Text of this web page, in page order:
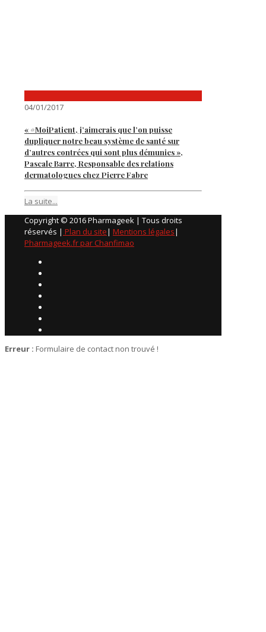
04/01/2017
« #MoiPatient, j’aimerais que l’on puisse
dupliquer notre beau système de santé sur
d’autres contrées qui sont plus démunies »,
Pascale Barre, Responsable des relations
dermatologues chez Pierre Fabre
La suite...
Copyright © 2016 Pharmageek | Tous droits
réservés | Plan du site| Mentions légales|
Pharmageek.fr par Chanfimao
Erreur : Formulaire de contact non trouvé !